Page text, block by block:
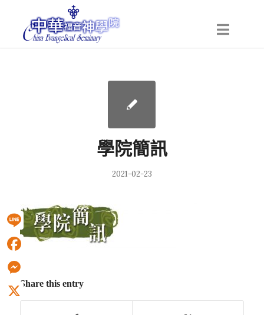
學院簡訊
2021-02-23
Share this entry
Line
Facebook
Messenger